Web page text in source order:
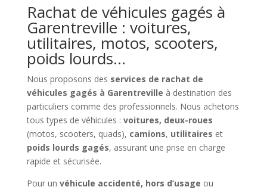
Rachat de véhicules gagés à
Garentreville : voitures,
utilitaires, motos, scooters,
poids lourds…
Nous proposons des services de rachat de
véhicules gagés à Garentreville à destination des
particuliers comme des professionnels. Nous achetons
tous types de véhicules : voitures, deux-roues
(motos, scooters, quads), camions, utilitaires et
poids lourds gagés, assurant une prise en charge
rapide et sécurisée.
Pour un véhicule accidenté, hors d’usage ou